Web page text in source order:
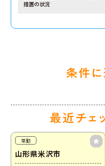
措置の状況
常勤
山形県米沢市